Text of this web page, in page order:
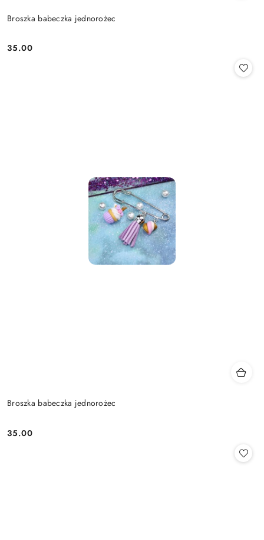
Broszka babeczka jednorożec
Cena:
35.00
Broszka babeczka jednorożec
Cena:
35.00